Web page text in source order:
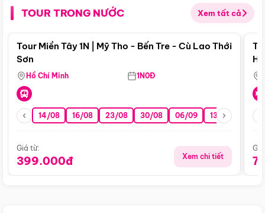
TOUR TRONG NƯỚC Xem tất cả
Điểm nổi bật
Tour Miền Tây 1N | Mỹ Tho - Bến Tre - Cù Lao Thới
Sơn
Hồ Chí Minh 1N0Đ
14/08 16/08 23/08 30/08 06/09 13/09 20/09
Giá từ:
399.000đ Xem chi tiết